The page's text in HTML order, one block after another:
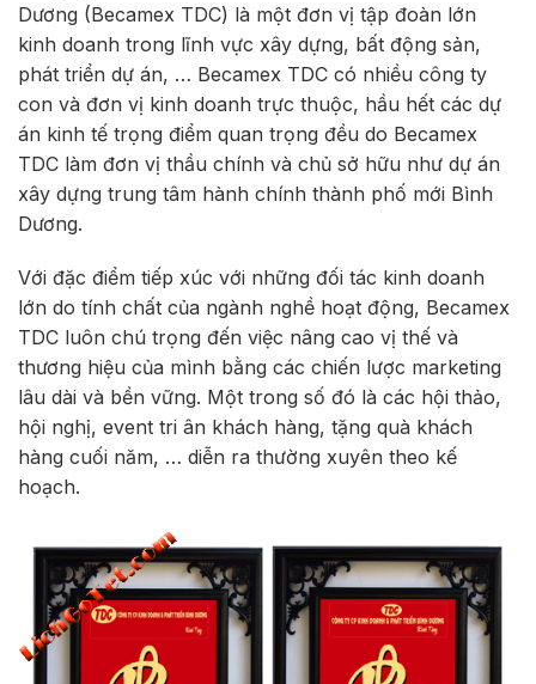
Dương (Becamex TDC) là một đơn vị tập đoàn lớn
kinh doanh trong lĩnh vực xây dựng, bất động sản,
phát triển dự án, … Becamex TDC có nhiều công ty
con và đơn vị kinh doanh trực thuộc, hầu hết các dự
án kinh tế trọng điểm quan trọng đều do Becamex
TDC làm đơn vị thầu chính và chủ sở hữu như dự án
xây dựng trung tâm hành chính thành phố mới Bình
Dương.
Với đặc điểm tiếp xúc với những đối tác kinh doanh
lớn do tính chất của ngành nghề hoạt động, Becamex
TDC luôn chú trọng đến việc nâng cao vị thế và
thương hiệu của mình bằng các chiến lược marketing
lâu dài và bền vững. Một trong số đó là các hội thảo,
hội nghị, event tri ân khách hàng, tặng quà khách
hàng cuối năm, … diễn ra thường xuyên theo kế
hoạch.